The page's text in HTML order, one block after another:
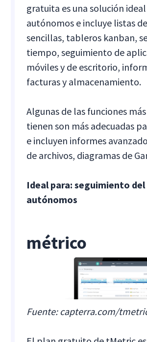
gratuita es una solución
autónomos e incluye listas
sencillas, tableros kanban,
tiempo, seguimiento de
móviles y de escritorio,
facturas y almacenamiento.
Algunas de las funciones
tienen son más adecuadas
e incluyen informes
de archivos, diagramas de
Ideal para: seguimiento
autónomos
métrico
Fuente: capterra.com/